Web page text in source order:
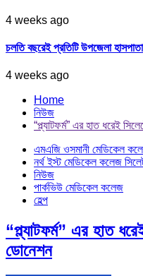
4 weeks ago
চলতি বছরেই প্রতিটি উপজেলা
4 weeks ago
Home
নিউজ
“প্ল্যাটফর্ম” এর হাত ধরেই
এমএজি ওসমানী মেডিকেল
নর্থ ইস্ট মেডিকেল কলেজ
নিউজ
পার্কভিউ মেডিকেল কলেজ
হেল্প
“প্ল্যাটফর্ম” এর হাত
ডোনেশন